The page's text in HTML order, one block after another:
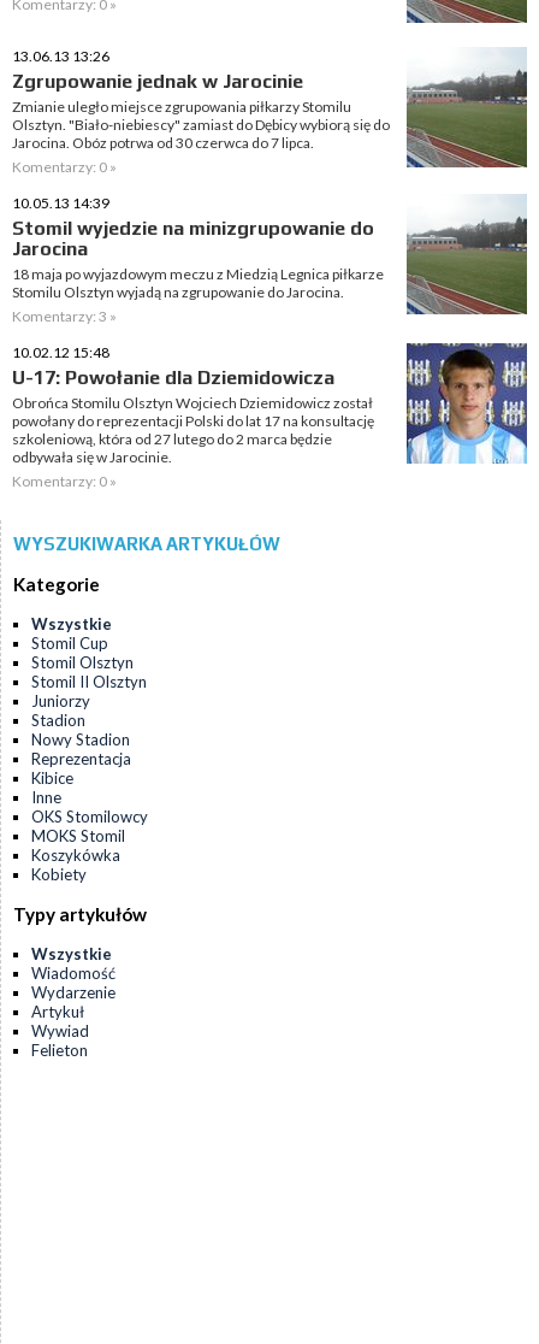
Komentarzy: 0 »
13.06.13 13:26
Zgrupowanie jednak w Jarocinie
Zmianie uległo miejsce zgrupowania piłkarzy Stomilu
Olsztyn. "Biało-niebiescy" zamiast do Dębicy wybiorą się do
Jarocina. Obóz potrwa od 30 czerwca do 7 lipca.
Komentarzy: 0 »
10.05.13 14:39
Stomil wyjedzie na minizgrupowanie do
Jarocina
18 maja po wyjazdowym meczu z Miedzią Legnica piłkarze
Stomilu Olsztyn wyjadą na zgrupowanie do Jarocina.
Komentarzy: 3 »
10.02.12 15:48
U-17: Powołanie dla Dziemidowicza
Obrońca Stomilu Olsztyn Wojciech Dziemidowicz został
powołany do reprezentacji Polski do lat 17 na konsultację
szkoleniową, która od 27 lutego do 2 marca będzie
odbywała się w Jarocinie.
Komentarzy: 0 »
WYSZUKIWARKA ARTYKUŁÓW
Kategorie
Wszystkie
Stomil Cup
Stomil Olsztyn
Stomil II Olsztyn
Juniorzy
Stadion
Nowy Stadion
Reprezentacja
Kibice
Inne
OKS Stomilowcy
MOKS Stomil
Koszykówka
Kobiety
Typy artykułów
Wszystkie
Wiadomość
Wydarzenie
Artykuł
Wywiad
Felieton